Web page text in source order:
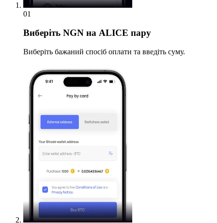
01
Виберіть NGN на ALICE пару
Виберіть бажаний спосіб оплати та введіть суму.